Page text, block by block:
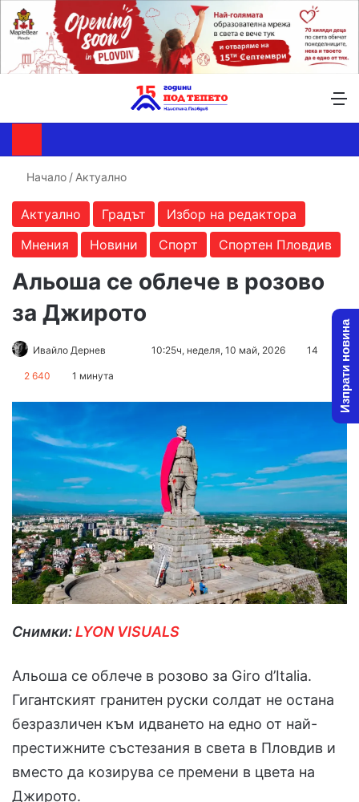
Начало / Актуално
Актуално Градът
Избор на редактора
Мнения
Новини Спорт Спортен Пловдив
Альоша се облече в розово
за Джирото
Ивайло Дернев
Send10:25ч, неделя, 10 май, 2026 14
2 640 1 минута
Снимки:LYON VISUALS
Альоша се облече в розово за Giro d’Italia.
Гигантският гранитен руски солдат не остана
безразличен към идването на едно от най-
престижните състезания в света в Пловдив и
вместо да козирува се премени в цвета на
Джирото.
Изпрати новина